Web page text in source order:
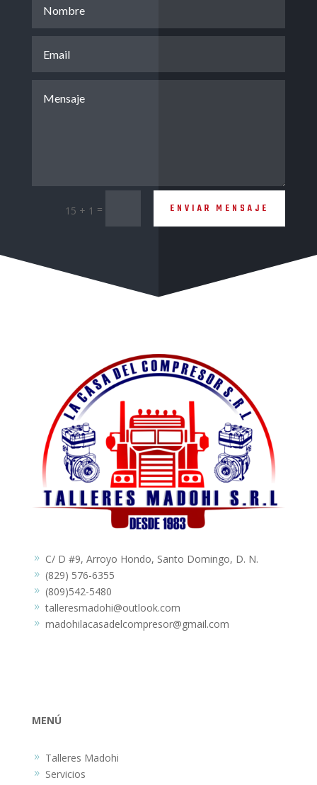
15 + 1 = ENVIAR MENSAJE
9 C/ D #9, Arroyo Hondo, Santo Domingo, D. N.
9 (829) 576-6355
9 (809)542-5480
9 talleresmadohi@outlook.com
9 madohilacasadelcompresor@gmail.com
MENÚ
9 Talleres Madohi
9 Servicios